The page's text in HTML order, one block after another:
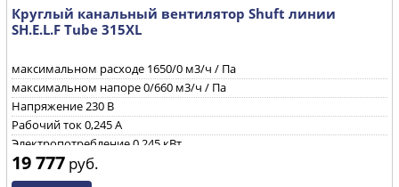
Круглый канальный вентилятор Shuft линии
SH.E.L.F Tube 315XL
максимальном расходе 1650/0 м3/ч / Па
максимальном напоре0/660 м3/ч / Па
Напряжение230 B
Рабочий ток0,245 А
Электропотребление0,245 кВт
Уровень звуковой мощности через корпус при ηmax
дБ(А)
19 777 руб.